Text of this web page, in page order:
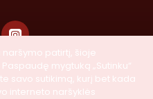
patirtį, šioje
mygtuką „Sutinku“
savo sutikimą, kurį bet kada
interneto naršyklės
teisės saugomos